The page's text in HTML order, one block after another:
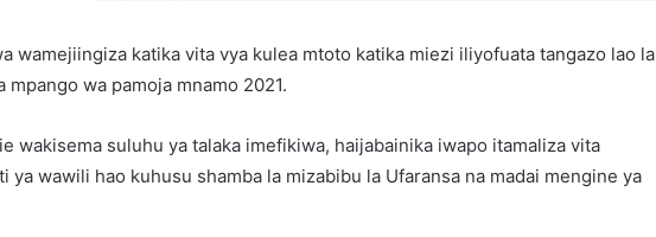
wamejiingiza katika vita vya kulea mtoto katika miezi iliyofuata tangazo lao la
mpango wa pamoja mnamo 2021.
wakisema suluhu ya talaka imefikiwa, haijabainika iwapo itamaliza vita
ya wawili hao kuhusu shamba la mizabibu la Ufaransa na madai mengine ya